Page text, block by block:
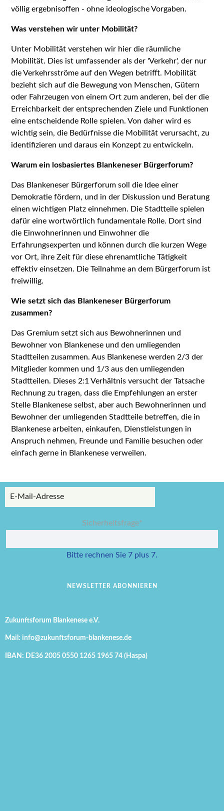
völlig ergebnisoffen - ohne ideologische Vorgaben.
Was verstehen wir unter Mobilität?
Unter Mobilität verstehen wir hier die räumliche
Mobilität. Dies ist umfassender als der 'Verkehr', der nur
die Verkehrsströme auf den Wegen betrifft. Mobilität
bezieht sich auf die Bewegung von Menschen, Gütern
oder Fahrzeugen von einem Ort zum anderen, bei der die
Erreichbarkeit der entsprechenden Ziele und Funktionen
eine entscheidende Rolle spielen. Von daher wird es
wichtig sein, die Bedürfnisse die Mobilität verursacht, zu
identifizieren und daraus ein Konzept zu entwickeln.
Warum ein losbasiertes Blankeneser Bürgerforum?
Das Blankeneser Bürgerforum soll die Idee einer
Demokratie fördern, und in der Diskussion und Beratung
einen wichtigen Platz einnehmen. Die Stadtteile spielen
dafür eine wortwörtlich fundamentale Rolle. Dort sind
die Einwohnerinnen und Einwohner die
Erfahrungsexperten und können durch die kurzen Wege
vor Ort, ihre Zeit für diese ehrenamtliche Tätigkeit
effektiv einsetzen. Die Teilnahme an dem Bürgerforum ist
freiwillig.
Wie setzt sich das Blankeneser Bürgerforum
zusammen?
Das Gremium setzt sich aus Bewohnerinnen und
Bewohner von Blankenese und den umliegenden
Stadtteilen zusammen. Aus Blankenese werden 2/3 der
Mitglieder kommen und 1/3 aus den umliegenden
Stadtteilen. Dieses 2:1 Verhältnis versucht der Tatsache
Rechnung zu tragen, dass die Empfehlungen an erster
Stelle Blankenese selbst, aber auch Bewohnerinnen und
Bewohner der umliegenden Stadtteile betreffen, die in
Blankenese arbeiten, einkaufen, Dienstleistungen in
Anspruch nehmen, Freunde und Familie besuchen oder
einfach gerne in Blankenese verweilen.
E-
Pflichtfeld
Sicherheitsfrage*
Bitte rechnen Sie 7 plus 7.
ABONNIEREN
Zukunftsforum Blankenese e.V.
Mail: info@zukunftsforum-blankenese.de
IBAN: DE36 2005 0550 1265 1965 74 (Haspa)